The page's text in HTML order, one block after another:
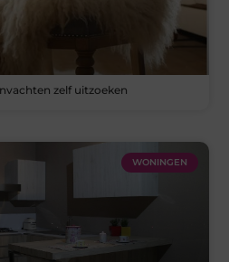
zelf uitzoeken
WONINGEN